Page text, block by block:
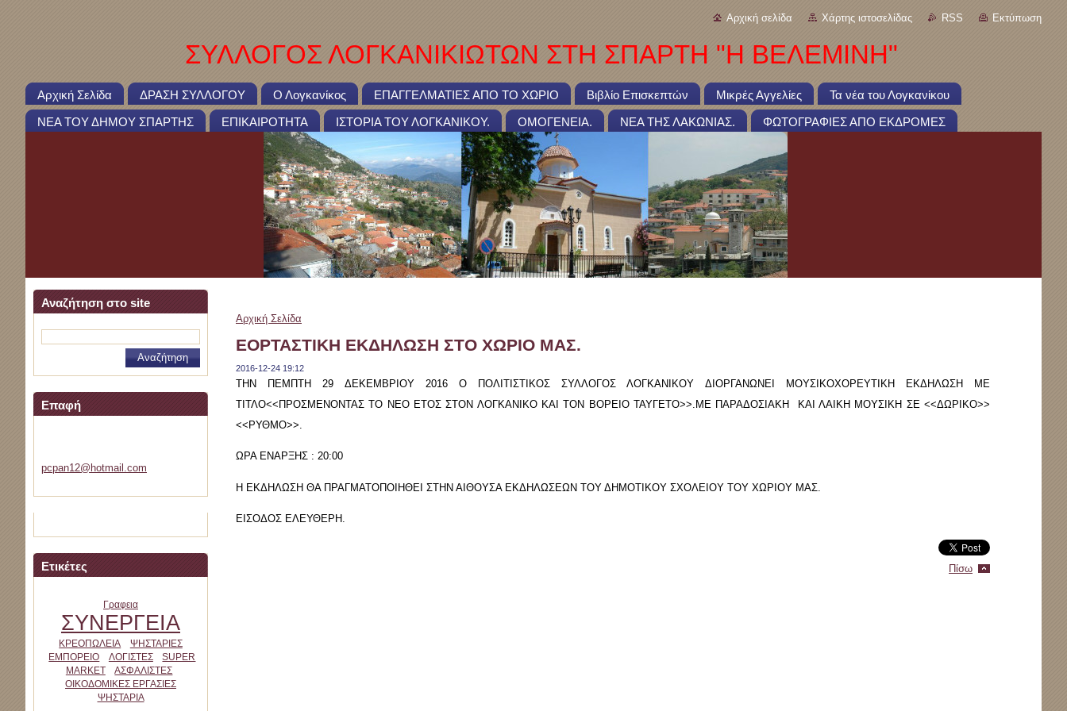
Αρχική σελίδα Χάρτης ιστοσελίδας RSS Εκτύπωση
ΣΥΛΛΟΓΟΣ ΛΟΓΚΑΝΙΚΙΩΤΩΝ ΣΤΗ ΣΠΑΡΤΗ "Η ΒΕΛΕΜΙΝΗ"
Αρχική Σελίδα ΔΡΑΣΗ ΣΥΛΛΟΓΟΥ Ο Λογκανίκος ΕΠΑΓΓΕΛΜΑΤΙΕΣ ΑΠΟ ΤΟ ΧΩΡΙΟ Βιβλίο Επισκεπτών Μικρές Αγγελίες Τα νέα του Λογκανίκου
ΝΕΑ ΤΟΥ ΔΗΜΟΥ ΣΠΑΡΤΗΣ ΕΠΙΚΑΙΡΟΤΗΤΑ ΙΣΤΟΡΙΑ ΤΟΥ ΛΟΓΚΑΝΙΚΟΥ. ΟΜΟΓΕΝΕΙΑ. ΝΕΑ ΤΗΣ ΛΑΚΩΝΙΑΣ. ΦΩΤΟΓΡΑΦΙΕΣ ΑΠΟ ΕΚΔΡΟΜΕΣ
Αναζήτηση στο site
Επαφή
pcpan12@ hotmail.com
Ετικέτες
Γραφεια
ΣΥΝΕΡΓΕΙΑ
ΚΡΕΟΠΩΛΕΙΑ
ΨΗΣΤΑΡΙΕΣ
ΕΜΠΟΡΕΙΟ
ΛΟΓΙΣΤΕΣ
SUPER
MARKET
ΑΣΦΑΛΙΣΤΕΣ
ΟΙΚΟΔΟΜΙΚΕΣ ΕΡΓΑΣΙΕΣ
ΨΗΣΤΑΡΙΑ
Αρχική Σελίδα
ΕΟΡΤΑΣΤΙΚΗ ΕΚΔΗΛΩΣΗ ΣΤΟ ΧΩΡΙΟ ΜΑΣ.
2016-12-24 19:12
ΤΗΝ ΠΕΜΠΤΗ 29 ΔΕΚΕΜΒΡΙΟΥ 2016 Ο ΠΟΛΙΤΙΣΤΙΚΟΣ ΣΥΛΛΟΓΟΣ ΛΟΓΚΑΝΙΚΟΥ ΔΙΟΡΓΑΝΩΝΕΙ ΜΟΥΣΙΚΟΧΟΡΕΥΤΙΚΗ ΕΚΔΗΛΩΣΗ ΜΕ
ΤΙΤΛΟ<<ΠΡΟΣΜΕΝΟΝΤΑΣ ΤΟ ΝΕΟ ΕΤΟΣ ΣΤΟΝ ΛΟΓΚΑΝΙΚΟ ΚΑΙ ΤΟΝ ΒΟΡΕΙΟ ΤΑΥΓΕΤΟ>>.ΜΕ ΠΑΡΑΔΟΣΙΑΚΗ ΚΑΙ ΛΑΙΚΗ ΜΟΥΣΙΚΗ ΣΕ <<ΔΩΡΙΚΟ>>
<<ΡΥΘΜΟ>>.
ΩΡΑ ΕΝΑΡΞΗΣ : 20:00
Η ΕΚΔΗΛΩΣΗ ΘΑ ΠΡΑΓΜΑΤΟΠΟΙΗΘΕΙ ΣΤΗΝ ΑΙΘΟΥΣΑ ΕΚΔΗΛΩΣΕΩΝ ΤΟΥ ΔΗΜΟΤΙΚΟΥ ΣΧΟΛΕΙΟΥ ΤΟΥ ΧΩΡΙΟΥ ΜΑΣ.
ΕΙΣΟΔΟΣ ΕΛΕΥΘΕΡΗ.
Πίσω